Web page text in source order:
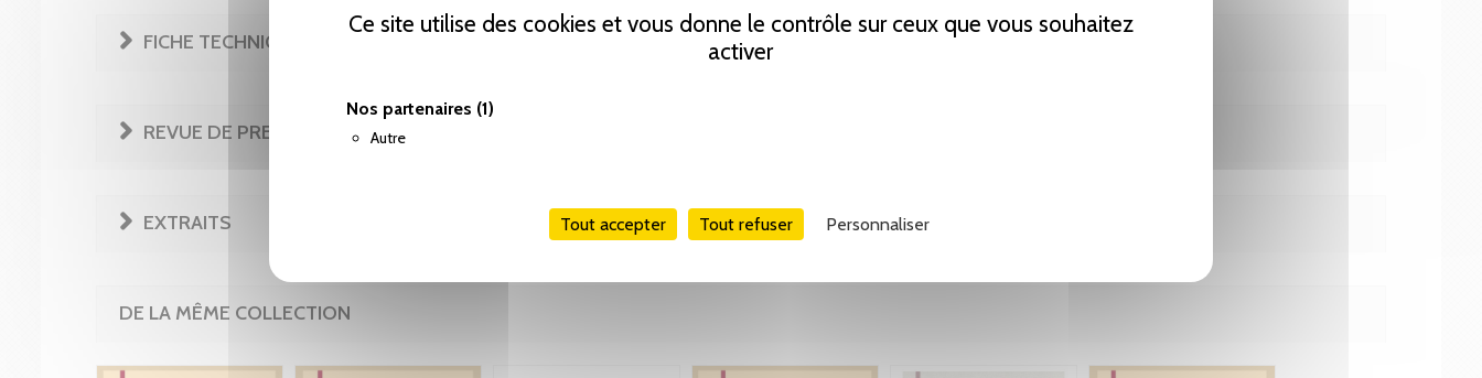
Ce site utilise des cookies et vous donne le contrôle sur ceux que vous souhaitez
activer
Nos partenaires (1)
Autre
Tout accepter Tout refuser Personnaliser
FICHE TECHNIQUE
REVUE DE PRESSE
EXTRAITS
DE LA MÊME COLLECTION